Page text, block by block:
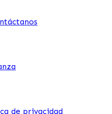
de privacidad